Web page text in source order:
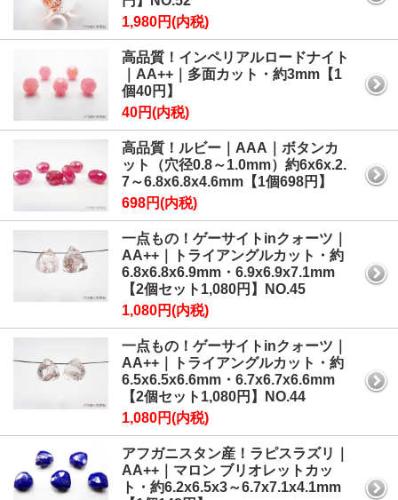
1,980円(内税)
高品質！インペリアルロードナイト
｜AA++｜多面カット・約3mm【1
個40円】
40円(内税)
高品質！ルビー｜AAA｜ボタンカ
ット（穴径0.8～1.0mm）約6x6x.2.
7～6.8x6.8x4.6mm【1個698円】
698円(内税)
一点もの！ゲーサイトinクォーツ｜
AA++｜トライアングルカット・約
6.8x6.8x6.9mm・6.9x6.9x7.1mm
【2個セット1,080円】NO.45
1,080円(内税)
一点もの！ゲーサイトinクォーツ｜
AA++｜トライアングルカット・約
6.5x6.5x6.6mm・6.7x6.7x6.6mm
【2個セット1,080円】NO.44
1,080円(内税)
アフガニスタン産！ラピスラズリ｜
AA++｜マロン ブリオレットカッ
ト・約6.2x6.5x3～6.7x7.1x4.1mm